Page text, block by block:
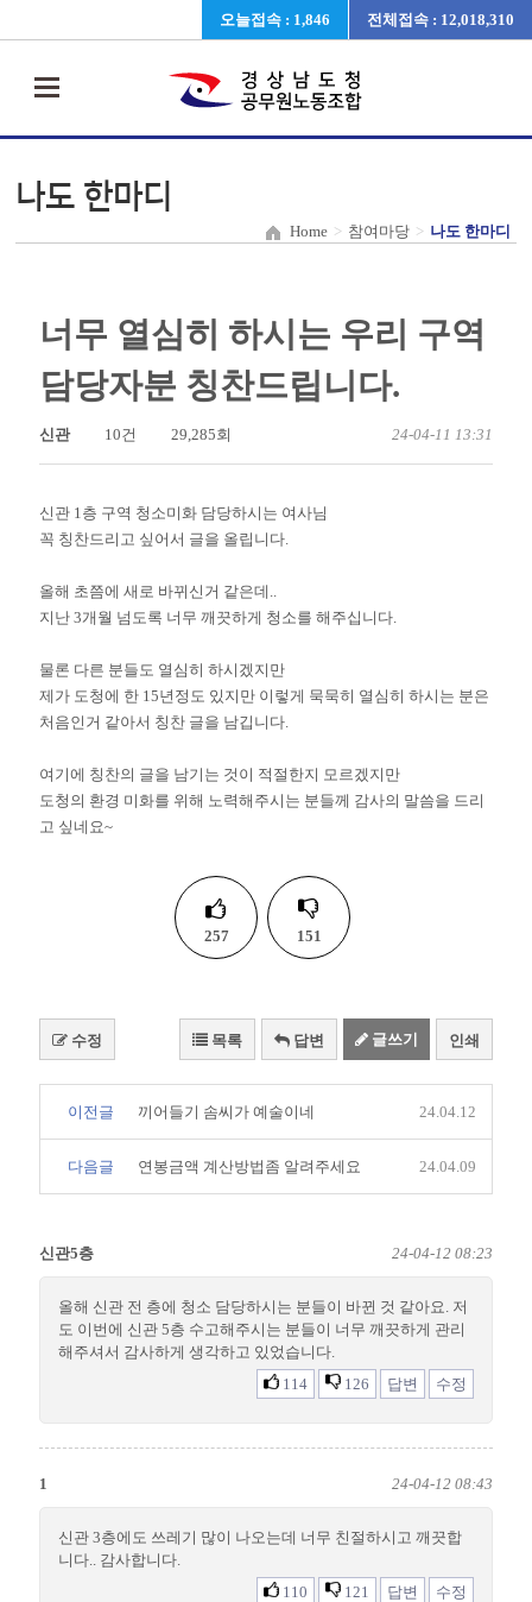
오늘접속 : 1,846 전체접속 : 12,018,310
나도 한마디
Home > 참여마당 > 나도 한마디
너무 열심히 하시는 우리 구역
담당자분 칭찬드립니다.
신관 10건 29,285회 24-04-11 13:31
신관 1층 구역 청소미화 담당하시는 여사님
꼭 칭찬드리고 싶어서 글을 올립니다.
올해 초쯤에 새로 바뀌신거 같은데..
지난 3개월 넘도록 너무 깨끗하게 청소를 해주십니다.
물론 다른 분들도 열심히 하시겠지만
제가 도청에 한 15년정도 있지만 이렇게 묵묵히 열심히 하시는 분은
처음인거 같아서 칭찬 글을 남깁니다.
여기에 칭찬의 글을 남기는 것이 적절한지 모르겠지만
도청의 환경 미화를 위해 노력해주시는 분들께 감사의 말씀을 드리
고 싶네요~
257 151
수정 목록 답변 글쓰기 인쇄
이전글 끼어들기 솜씨가 예술이네 24.04.12
다음글 연봉금액 계산방법좀 알려주세요 24.04.09
신관5층 24-04-12 08:23
올해 신관 전 층에 청소 담당하시는 분들이 바뀐 것 같아요. 저
도 이번에 신관 5층 수고해주시는 분들이 너무 깨끗하게 관리
해주셔서 감사하게 생각하고 있었습니다.
114
126 답변 수정
1 24-04-12 08:43
신관 3층에도 쓰레기 많이 나오는데 너무 친절하시고 깨끗합
니다.. 감사합니다.
110
121 답변 수정